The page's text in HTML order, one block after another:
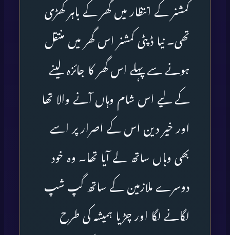
کمشنر کے انتظار میں گھر کے باہر کھڑی
تھی۔ نیا ڈپٹی کمشنر اس گھر میں منتقل
ہونے سے پہلے اس گھر کا جائزہ لینے
کے لیے اس شام وہاں آنے والا تھا
اور خیر دین اس کے اصرار پر اسے
بھی وہاں ساتھ لے آیا تھا۔ وہ خود
دوسرے ملازمین کے ساتھ گپ شپ
لگانے لگا اور چڑیا ہمیشہ کی طرح